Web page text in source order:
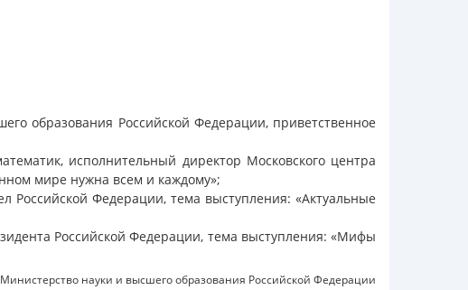
образования Российской Федерации, приветственное
исполнительный директор Московского центра
мире нужна всем и каждому»;
Российской Федерации, тема выступления: «Актуальные
Российской Федерации, тема выступления: «Мифы
Министерство науки и высшего образования Российской Федерации